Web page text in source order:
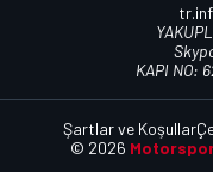
KAPI NO:
© 2026
Şartlar ve Koşullar